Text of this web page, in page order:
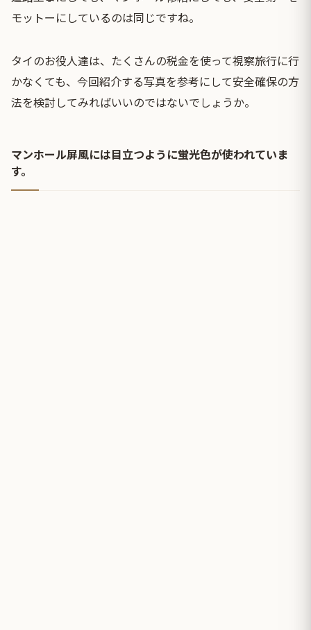
モットーにしているのは同じですね。
タイのお役人達は、たくさんの税金を使って視察旅行に行
かなくても、今回紹介する写真を参考にして安全確保の方
法を検討してみればいいのではないでしょうか。
マンホール屏風には目立つように蛍光色が使われていま
す。